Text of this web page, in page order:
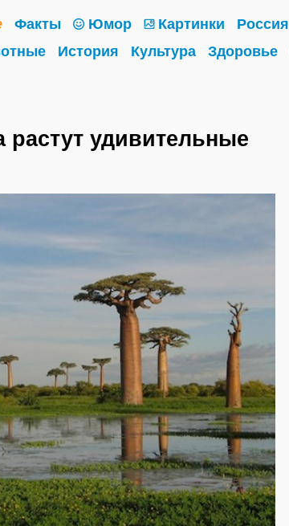
Факты Юмор Картинки Россия
История Культура Здоровье
растут удивительные